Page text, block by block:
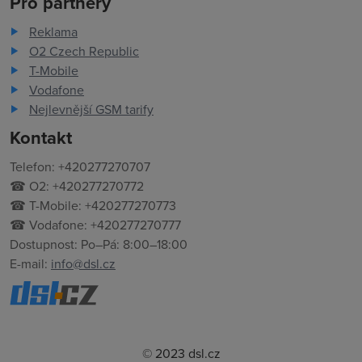
Reklama
O2 Czech Republic
T-Mobile
Vodafone
Nejlevnější GSM tarify
Kontakt
Telefon: +420277270707
☎ O2: +420277270772
☎ T-Mobile: +420277270773
☎ Vodafone: +420277270777
Dostupnost: Po–Pá: 8:00–18:00
E-mail: info@dsl.cz
© 2023 dsl.cz